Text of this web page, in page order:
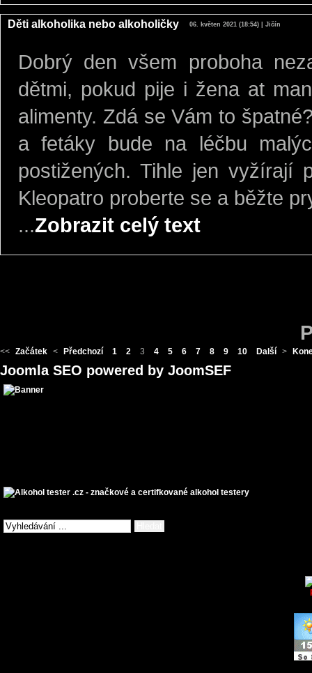
Děti alkoholika nebo alkoholičky 06. květen 2021 (18:54) | Jičín
Dobrý den všem proboha
dětmi, pokud pije i žena at
alimenty. Zdá se Vám to
a fetáky bude na léčbu
postižených. Tihle jen
Kleopatro proberte se a běžte
...Zobrazit celý text
<< Začátek < Předchozí 1 2 3 4 5 6 7 8 9 10 Další >
Joomla SEO powered by JoomSEF